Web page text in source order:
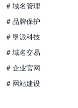
# 域名管理
# 品牌保护
# 垦派科技
# 域名交易
# 企业官网
# 网站建设